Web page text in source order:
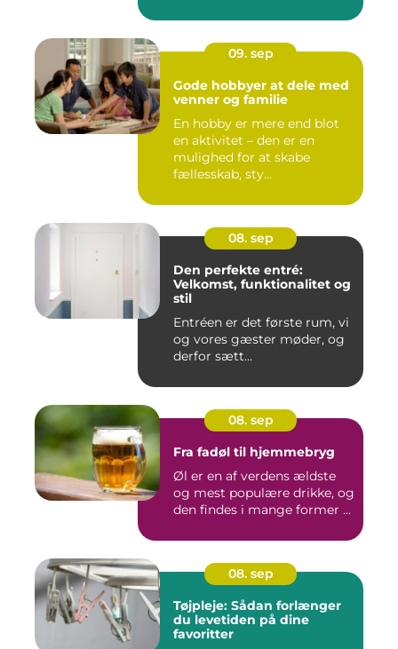
09. sep
Gode hobbyer at dele med
venner og familie
En hobby er mere end blot
en aktivitet – den er en
mulighed for at skabe
fællesskab, sty...
08. sep
Den perfekte entré:
Velkomst, funktionalitet og
stil
Entréen er det første rum, vi
og vores gæster møder, og
derfor sætt...
08. sep
Fra fadøl til hjemmebryg
Øl er en af verdens ældste
og mest populære drikke, og
den findes i mange former ...
08. sep
Tøjpleje: Sådan forlænger
du levetiden på dine
favoritter